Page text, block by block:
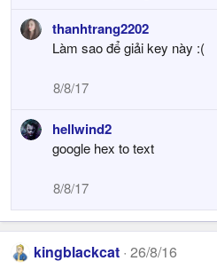
a
c
s
:
thanhtrang2202
Làm sao để giải key này :(
8/8/17
hellwind2
google hex to text
8/8/17
kingblackcat 26/8/16